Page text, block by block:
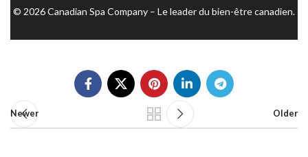
© 2026 Canadian Spa Company – Le leader du bien-être canadien.
Newer Older